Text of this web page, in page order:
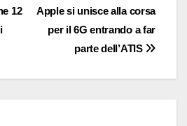
Apple si unisce alla corsa
per il 6G entrando a far
parte dell’ATIS
12